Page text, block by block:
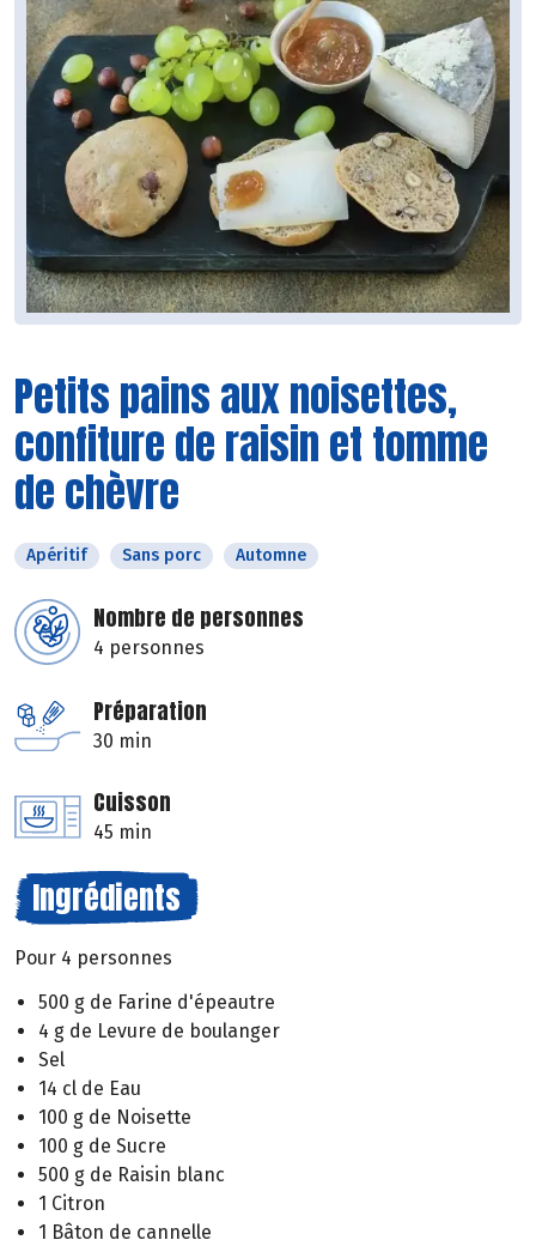
Petits pains aux noisettes,
confiture de raisin et tomme
de chèvre
Apéritif Sans porc Automne
Nombre de personnes
4 personnes
Préparation
30 min
Cuisson
45 min
Ingrédients
Pour 4 personnes
500 g de Farine d'épeautre
4 g de Levure de boulanger
Sel
14 cl de Eau
100 g de Noisette
100 g de Sucre
500 g de Raisin blanc
1 Citron
1 Bâton de cannelle